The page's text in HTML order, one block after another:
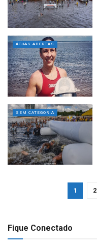
ÁGUAS ABERTAS
SEM CATEGORIA
1 2
Fique Conectado